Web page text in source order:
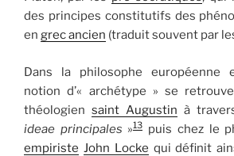
des principes constitutifs des
en grec ancien (traduit souvent par
Dans la philosophe européenne
notion d’« archétype » se
théologien saint Augustin à
ideae principales »13 puis chez le
empiriste John Locke qui définit